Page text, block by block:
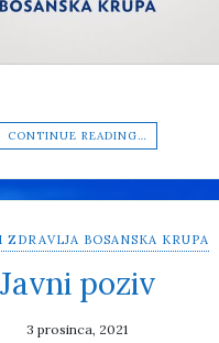
CONTINUE READING…
ZDRAVLJA BOSANSKA KRUPA
Javni poziv
3 prosinca, 2021